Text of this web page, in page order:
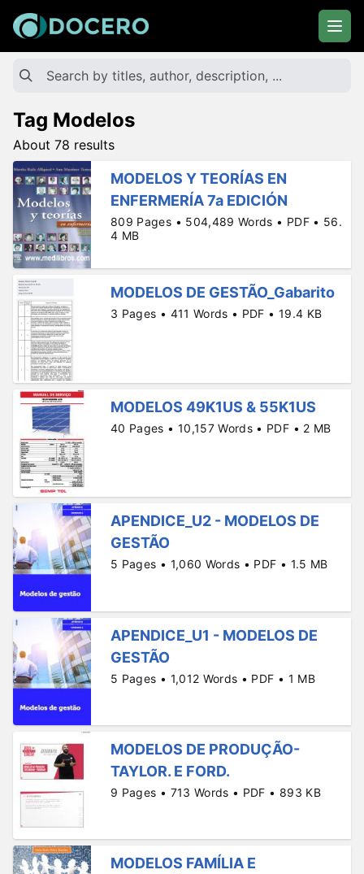
Tag Modelos
About 78 results
MODELOS Y TEORÍAS EN
ENFERMERÍA 7a EDICIÓN
809 Pages • 504,489 Words • PDF • 56.
4 MB
MODELOS DE GESTÃO_Gabarito
3 Pages • 411 Words • PDF • 19.4 KB
MODELOS 49K1US & 55K1US
40 Pages • 10,157 Words • PDF • 2 MB
APENDICE_U2 - MODELOS DE
GESTÃO
5 Pages • 1,060 Words • PDF • 1.5 MB
APENDICE_U1 - MODELOS DE
GESTÃO
5 Pages • 1,012 Words • PDF • 1 MB
MODELOS DE PRODUÇÃO-
TAYLOR. E FORD.
9 Pages • 713 Words • PDF • 893 KB
MODELOS FAMÍLIA E